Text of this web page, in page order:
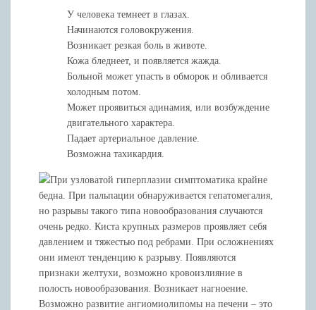
У человека темнеет в глазах.
Начинаются головокружения.
Возникает резкая боль в животе.
Кожа бледнеет, и появляется жажда.
Больной может упасть в обморок и обливается
холодным потом.
Может проявиться адинамия, или возбуждение
двигательного характера.
Падает артериальное давление.
Возможна тахикардия.
При узловатой гиперплазии симптоматика крайне
бедна. При пальпации обнаруживается гепатомегалия,
но разрывы такого типа новообразования случаются
очень редко. Киста крупных размеров проявляет себя
давлением и тяжестью под ребрами. При осложнениях
они имеют тенденцию к разрыву. Появляются
признаки желтухи, возможно кровоизлияние в
полость новообразования. Возникает нагноение.
Возможно развитие ангиомиолипомы на печени – это